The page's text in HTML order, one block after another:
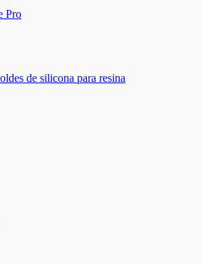
Pro
de silicona para resina